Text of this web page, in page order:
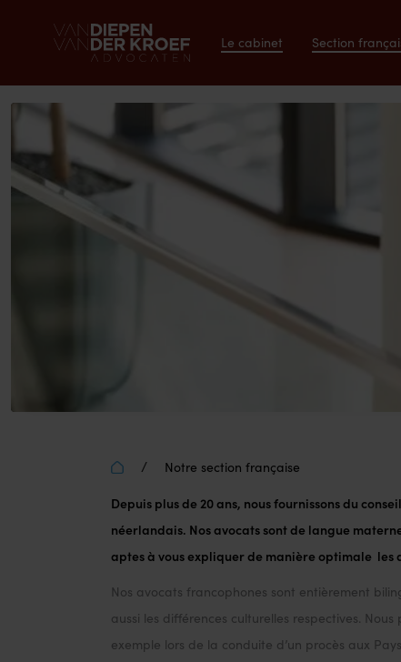
Le cabinet Section
Notre
/
Notre section française
Depuis plus de 20 ans, nous fournissons du
néerlandais. Nos avocats sont de langue
aptes à vous expliquer de manière optimale
Nos avocats francophones sont entièrement
aussi les différences culturelles respectives.
exemple lors de la conduite d’un procès aux